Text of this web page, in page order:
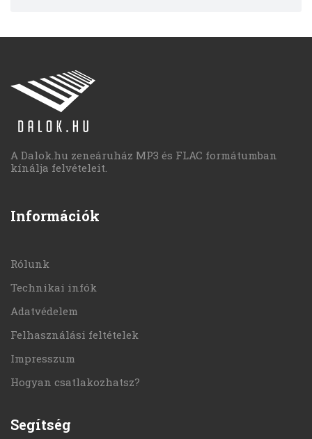
A Dalok.hu zeneáruház MP3 és FLAC formátumban
kínálja felvételeit.
Információk
Rólunk
Technikai infók
Adatvédelem
Felhasználási feltételek
Impresszum
Hogyan csatlakozhatsz?
Segítség